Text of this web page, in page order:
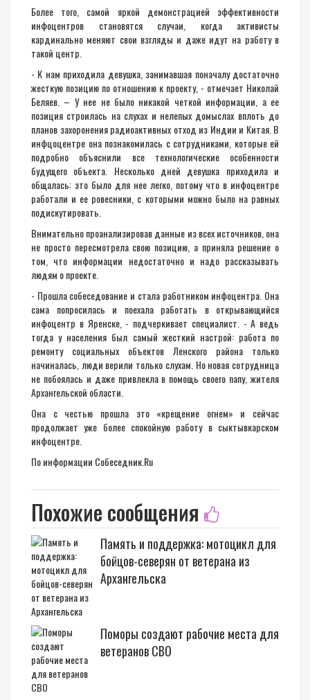
Более того, самой яркой демонстрацией эффективности
инфоцентров становятся случаи, когда активисты
кардинально меняют свои взгляды и даже идут на работу в
такой центр.
- К нам приходила девушка, занимавшая поначалу достаточно
жесткую позицию по отношению к проекту, - отмечает Николай
Беляев. – У нее не было никакой четкой информации, а ее
позиция строилась на слухах и нелепых домыслах вплоть до
планов захоронения радиоактивных отход из Индии и Китая. В
инфцоцентре она познакомилась с сотрудниками, которые ей
подробно объяснили все технологические особенности
будущего объекта. Несколько дней девушка приходила и
общалась: это было для нее легко, потому что в инфоцентре
работали и ее ровесники, с которыми можно было на равных
подискутировать.
Внимательно проанализировав данные из всех источников, она
не просто пересмотрела свою позицию, а приняла решение о
том, что информации недостаточно и надо рассказывать
людям о проекте.
- Прошла собеседование и стала работником инфоцентра. Она
сама попросилась и поехала работать в открывающийся
инфоцентр в Яренске, - подчеркивает специалист. - А ведь
тогда у населения был самый жесткий настрой: работа по
ремонту социальных объектов Ленского района только
начиналась, люди верили только слухам. Но новая сотрудница
не побоялась и даже привлекла в помощь своего папу, жителя
Архангельской области.
Она с честью прошла это «крещение огнем» и сейчас
продолжает уже более спокойную работу в сыктывкарском
инфоцентре.
По информации Собеседник.Ru
Похожие сообщения
Память и поддержка: мотоцикл для
бойцов-северян от ветерана из
Архангельска
Поморы создают рабочие места для
ветеранов СВО